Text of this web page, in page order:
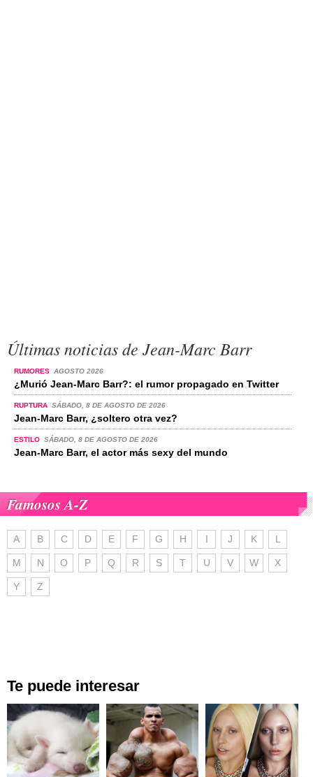
Últimas noticias de Jean-Marc Barr
RUMORES AGOSTO 2026
¿Murió Jean-Marc Barr?: el rumor propagado en Twitter
RUPTURA SÁBADO, 8 DE AGOSTO DE 2026
Jean-Marc Barr, ¿soltero otra vez?
ESTILO SÁBADO, 8 DE AGOSTO DE 2026
Jean-Marc Barr, el actor más sexy del mundo
Famosos A-Z
A B C D E F G H I J K L
M N O P Q R S T U V W X
Y Z
Te puede interesar